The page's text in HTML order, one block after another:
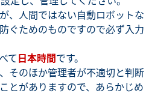
、人間ではない自動ロボットな
ぐためのものですので必ず入力
て日本時間です。
そのほか管理者が不適切と判断
とがありますので、あらかじめ